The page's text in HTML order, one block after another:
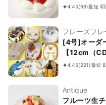
4.45(98)最短 明
フレーズフレ
[4号]オーダ
【12cm（
4.45(221)最短
Antique
フルーツ生